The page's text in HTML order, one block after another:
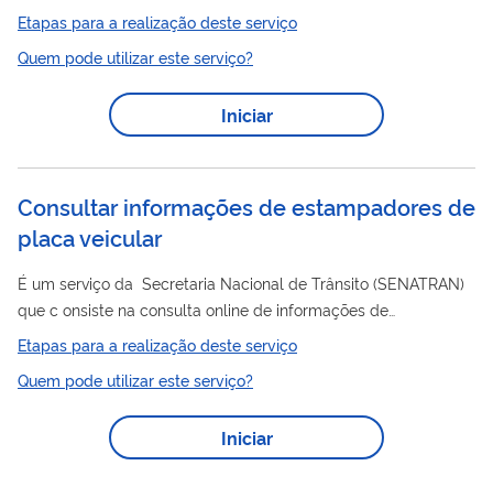
autos de infração emitidos em sua circunscrição, quando o
condutor não foi identificado no momento da infração. Esse
serviço permite que o proprietário do veículo ou o principal
condutor registrado indique o verdadeiro responsável pela
infração de trânsito, conforme previsto no Código de Trânsito
Etapas para a realização deste serviço
Quem pode utilizar este serviço?
Iniciar
Consultar informações de estampadores de
placa veicular
É um serviço da Secretaria Nacional de Trânsito (SENATRAN)
que c onsiste na consulta online de informações de
estampadores de placaveicularcredenciados e habilitados
Emplaca).
Etapas para a realização deste serviço
Quem pode utilizar este serviço?
Iniciar